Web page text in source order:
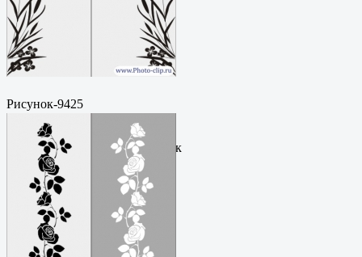
Рисунок-9425
рисунокФормат: cdrЦена: 200
руб.Метки: векторный рисунок